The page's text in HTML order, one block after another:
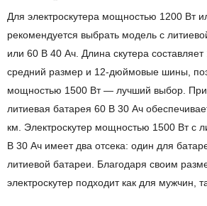
Для электроскутера мощностью 1200 Вт
рекомендуется выбрать модель с
или 60 В 40 Ач. Длина скутера
средний размер и 12-дюймовые шины,
мощностью 1500 Вт — лучший выбор. При
литиевая батарея 60 В 30 Ач
км. Электроскутер мощностью 1500 Вт с
В 30 Ач имеет два отсека: один для
литиевой батареи. Благодаря своим
электроскутер подходит как для мужчин,